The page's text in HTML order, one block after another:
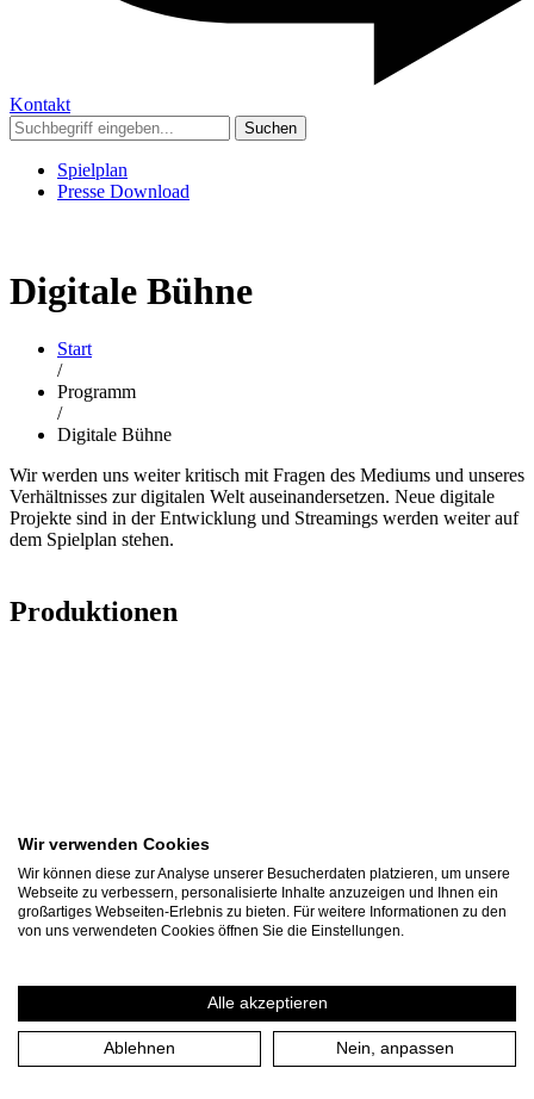
Kontakt
Suchen
Spielplan
Presse Download
Digitale Bühne
Start
/
Programm
/
Digitale Bühne
Wir werden uns weiter kritisch mit Fragen des Mediums und unseres
Verhältnisses zur digitalen Welt auseinandersetzen. Neue digitale
Projekte sind in der Entwicklung und Streamings werden weiter auf
dem Spielplan stehen.
Produktionen
UN/GEWISSE
Wir verwenden Cookies
Wir können diese zur Analyse unserer Besucherdaten platzieren, um unsere
Webseite zu verbessern, personalisierte Inhalte anzuzeigen und Ihnen ein
großartiges Webseiten-Erlebnis zu bieten. Für weitere Informationen zu den
von uns verwendeten Cookies öffnen Sie die Einstellungen.
Alle akzeptieren
Ablehnen Nein, anpassen